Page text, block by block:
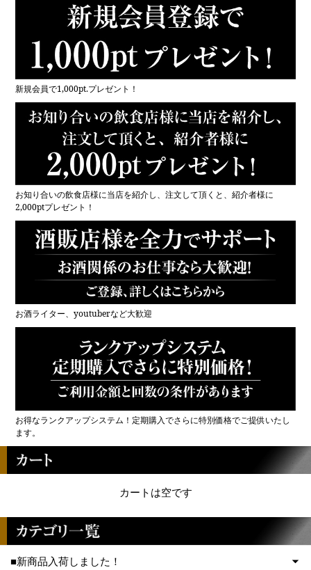
新規会員で1,000pt.プレゼント！
お知り合いの飲食店様に当店を紹介し、注文して頂くと、紹介者様に
2,000ptプレゼント！
お酒ライター、youtuberなど大歓迎
お得なランクアップシステム！定期購入でさらに特別価格でご提供いたし
ます。
カートは空です
■新商品入荷しました！